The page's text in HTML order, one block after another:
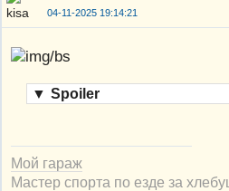
04-11-2025 19:14:21
▼ Spoiler
Мой гараж
Мастер спорта по езде за